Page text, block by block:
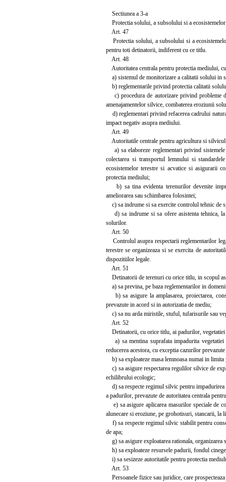
Sectiunea a 3-a
Protectia solului, a subsolului si a ecosistemelor
Art. 47
Protectia solului, a subsolului si a
pentru toti detinatorii, indiferent cu ce titlu.
Art. 48
Autoritatea centrala pentru protectia mediului,
a) sistemul de monitorizare a calitatii solului in
b) reglementarile privind protectia calitatii
c) procedura de autorizare privind probleme
amenajamentelor silvice, combaterea eroziunii
d) reglementari privind refacerea cadrului
impact negativ asupra mediului.
Art. 49
Autoritatile centrale pentru agricultura si
a) sa elaboreze reglementari privind
colectarea si transportul lemnului si
ecosistemelor terestre si acvatice si asigurarii
protectia mediului;
b) sa tina evidenta terenurilor devenite
ameliorarea sau schimbarea folosintei;
c) sa indrume si sa exercite controlul tehnic de
d) sa indrume si sa ofere asistenta tehnica,
solurilor.
Art. 50
Controlul asupra respectarii reglementarilor
terestre se organizeaza si se exercita de
dispozitiilor legale.
Art. 51
Detinatorii de terenuri cu orice titlu, in scopul
a) sa previna, pe baza reglementarilor in
b) sa asigure la amplasarea, proiectarea,
prevazute in acord si in autorizatia de mediu;
c) sa nu arda miristile, stuful, tufarisurile sau
Art. 52
Detinatorii, cu orice titlu, ai padurilor,
a) sa mentina suprafata impadurita
reducerea acestora, cu exceptia cazurilor
b) sa exploateze masa lemnoasa numai in
c) sa asigure respectarea regulilor silvice de
echilibrului ecologic;
d) sa respecte regimul silvic pentru
a padurilor, prevazute de autoritatea centrala
e) sa asigure aplicarea masurilor speciale de
alunecare si eroziune, pe grohotisuri, stancarii, la
f) sa respecte regimul silvic stabilit pentru
de apa;
g) sa asigure exploatarea rationala, organizarea
h) sa exploateze resursele padurii, fondul
i) sa sesizeze autoritatile pentru protectia
Art. 53
Persoanele fizice sau juridice, care